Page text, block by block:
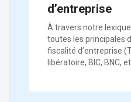
d’entreprise
À travers notre
toutes les principales
fiscalité d’entreprise
libératoire, BIC, BNC,